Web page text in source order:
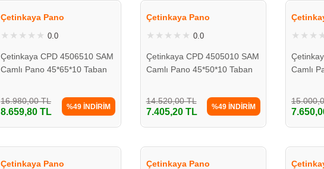
Çetinkaya Pano
0.0
Çetinkaya CPD 4506510 SAM
Camlı Pano 45*65*10 Taban
16.980,00 TL
8.659,80 TL
%49 İNDİRİM
Çetinkaya Pano
0.0
Çetinkaya CPD 4505010 SAM
Camlı Pano 45*50*10 Taban
14.520,00 TL
7.405,20 TL
%49 İNDİRİM
Camlı
Çetinkaya Pano Çetinkaya Pano